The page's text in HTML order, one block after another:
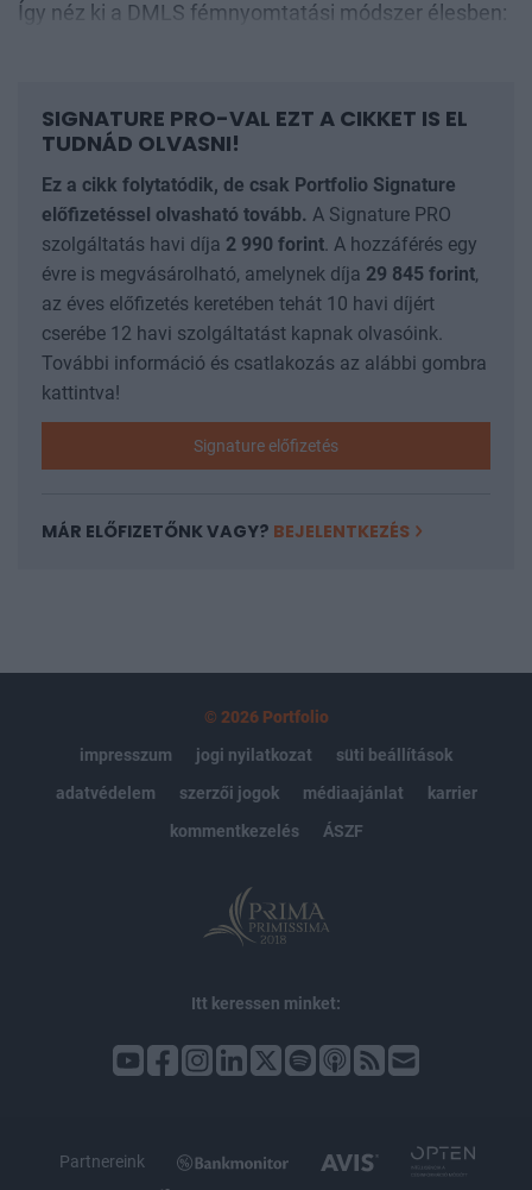
Így néz ki a DMLS fémnyomtatási módszer élesben:
SIGNATURE PRO-VAL EZT A CIKKET IS EL
TUDNÁD OLVASNI!
Ez a cikk folytatódik, de csak Portfolio Signature
előfizetéssel olvasható tovább. A Signature PRO
szolgáltatás havi díja 2 990 forint. A hozzáférés egy
évre is megvásárolható, amelynek díja 29 845 forint,
az éves előfizetés keretében tehát 10 havi díjért
cserébe 12 havi szolgáltatást kapnak olvasóink.
További információ és csatlakozás az alábbi gombra
kattintva!
Signature előfizetés
MÁR ELŐFIZETŐNK VAGY? BEJELENTKEZÉS
© 2026 Portfolio
impresszum
jogi nyilatkozat
süti beállítások
adatvédelem
szerzői jogok médiaajánlat
karrier
kommentkezelés
ÁSZF
Itt keressen minket:
Partnereink